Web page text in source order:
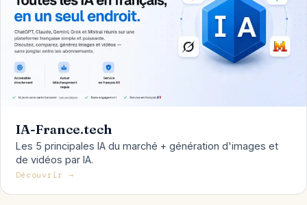
IA-France.tech
Les 5 principales IA du marché + génération d'images et
de vidéos par IA.
Découvrir →